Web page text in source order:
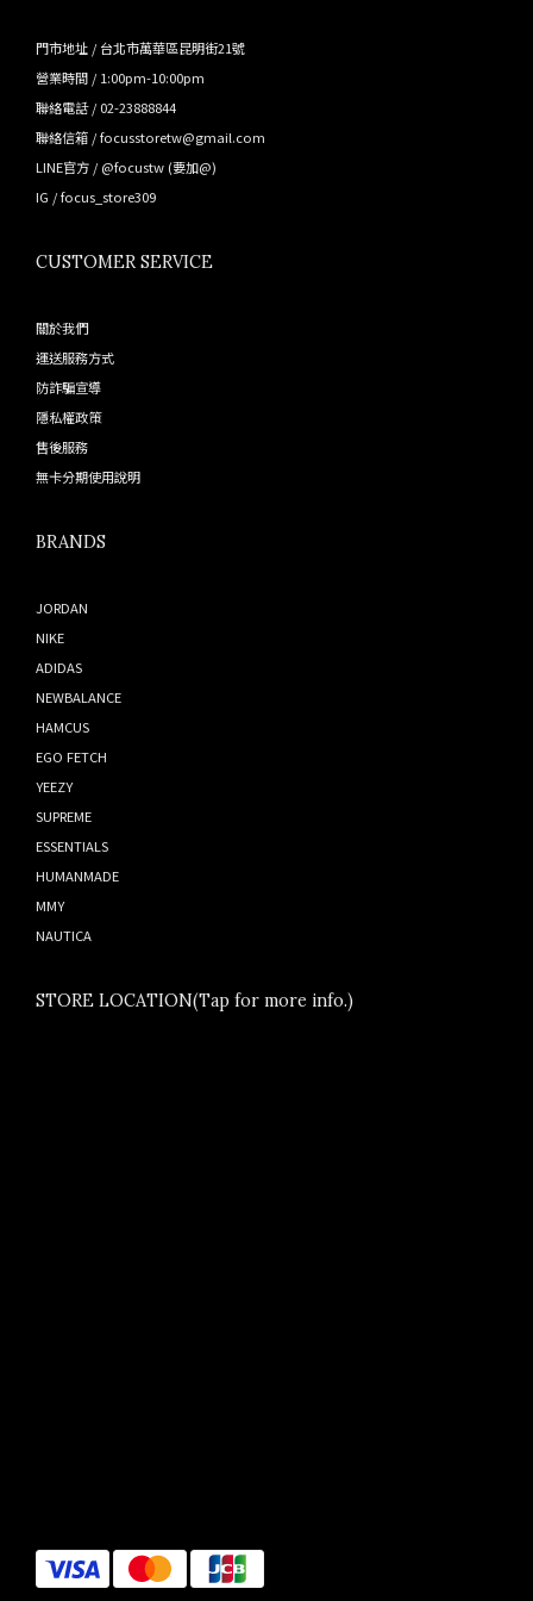
門市地址 / 台北市萬華區昆明街21號
營業時間 / 1:00pm-10:00pm
聯絡電話 / 02-23888844
聯絡信箱 / focusstoretw@gmail.com
LINE官方 / @focustw (要加@)
IG /focus_store309
CUSTOMER SERVICE
關於我們
運送服務方式
防詐騙宣導
隱私權政策
售後服務
無卡分期使用說明
BRANDS
JORDAN
NIKE
ADIDAS
NEWBALANCE
HAMCUS
EGO FETCH
YEEZY
SUPREME
ESSENTIALS
HUMANMADE
MMY
NAUTICA
STORE LOCATION(Tap for more info.)